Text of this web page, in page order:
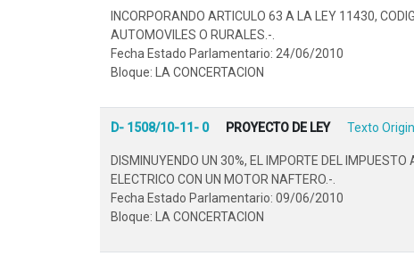
INCORPORANDO ARTICULO 63 A LA LEY 11430,
AUTOMOVILES O RURALES.-.
Fecha Estado Parlamentario: 24/06/2010
Bloque: LA CONCERTACION
D- 1508/10-11- 0 PROYECTO DE LEY Texto
DISMINUYENDO UN 30%, EL IMPORTE DEL
ELECTRICO CON UN MOTOR NAFTERO.-.
Fecha Estado Parlamentario: 09/06/2010
Bloque: LA CONCERTACION